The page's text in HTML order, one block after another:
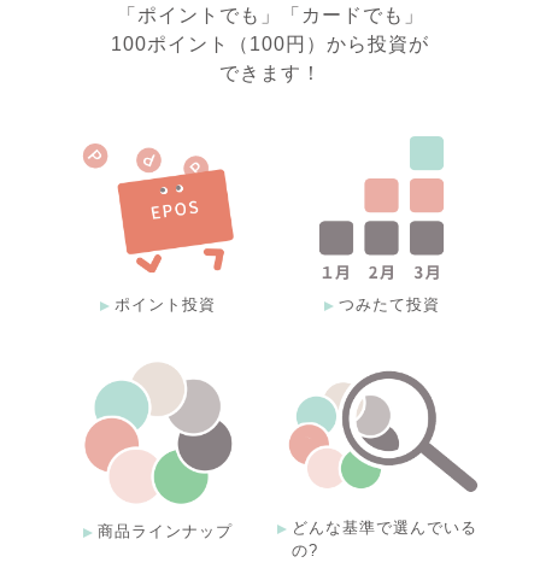
「ポイントでも」「カードでも」
100ポイント（100円）から投資が
できます！
ポイント投資 つみたて投資
商品ラインナップ
どんな基準で選んでいる
の?